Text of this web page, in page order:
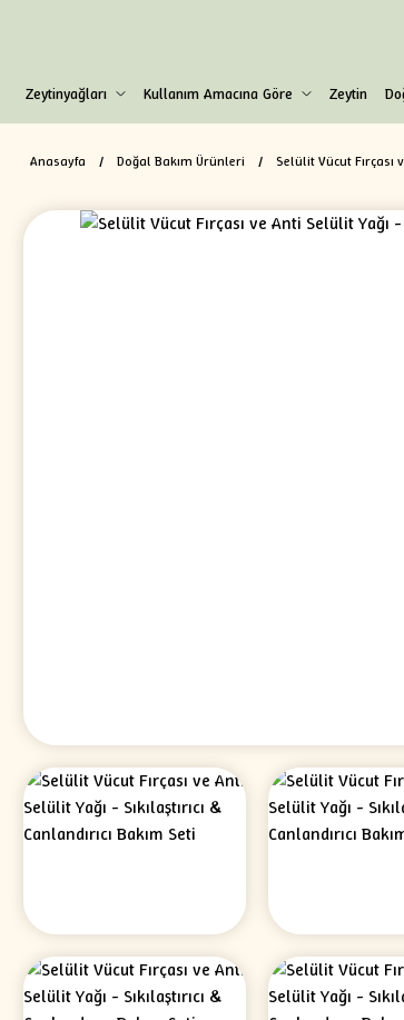
Zeytinyağları Kullanım Amacına Göre Zeytin
Anasayfa Doğal Bakım Ürünleri Selülit Vücut Fırçası